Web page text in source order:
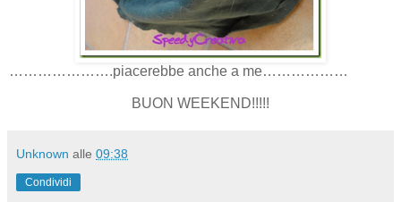
………………….piacerebbe anche a me………………
BUON WEEKEND!!!!!
Unknown alle 09:38
Condividi